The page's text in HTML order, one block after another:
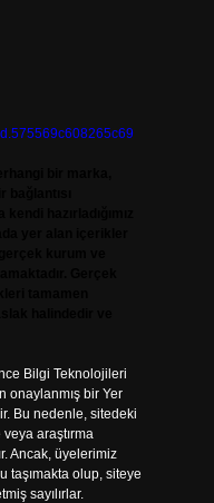
Bilgi Teknolojileri
onaylanmış bir Yer
Bu nedenle, sitedeki
araştırma
Ancak, üyelerimiz
taşımakta olup, siteye
sayılırlar.